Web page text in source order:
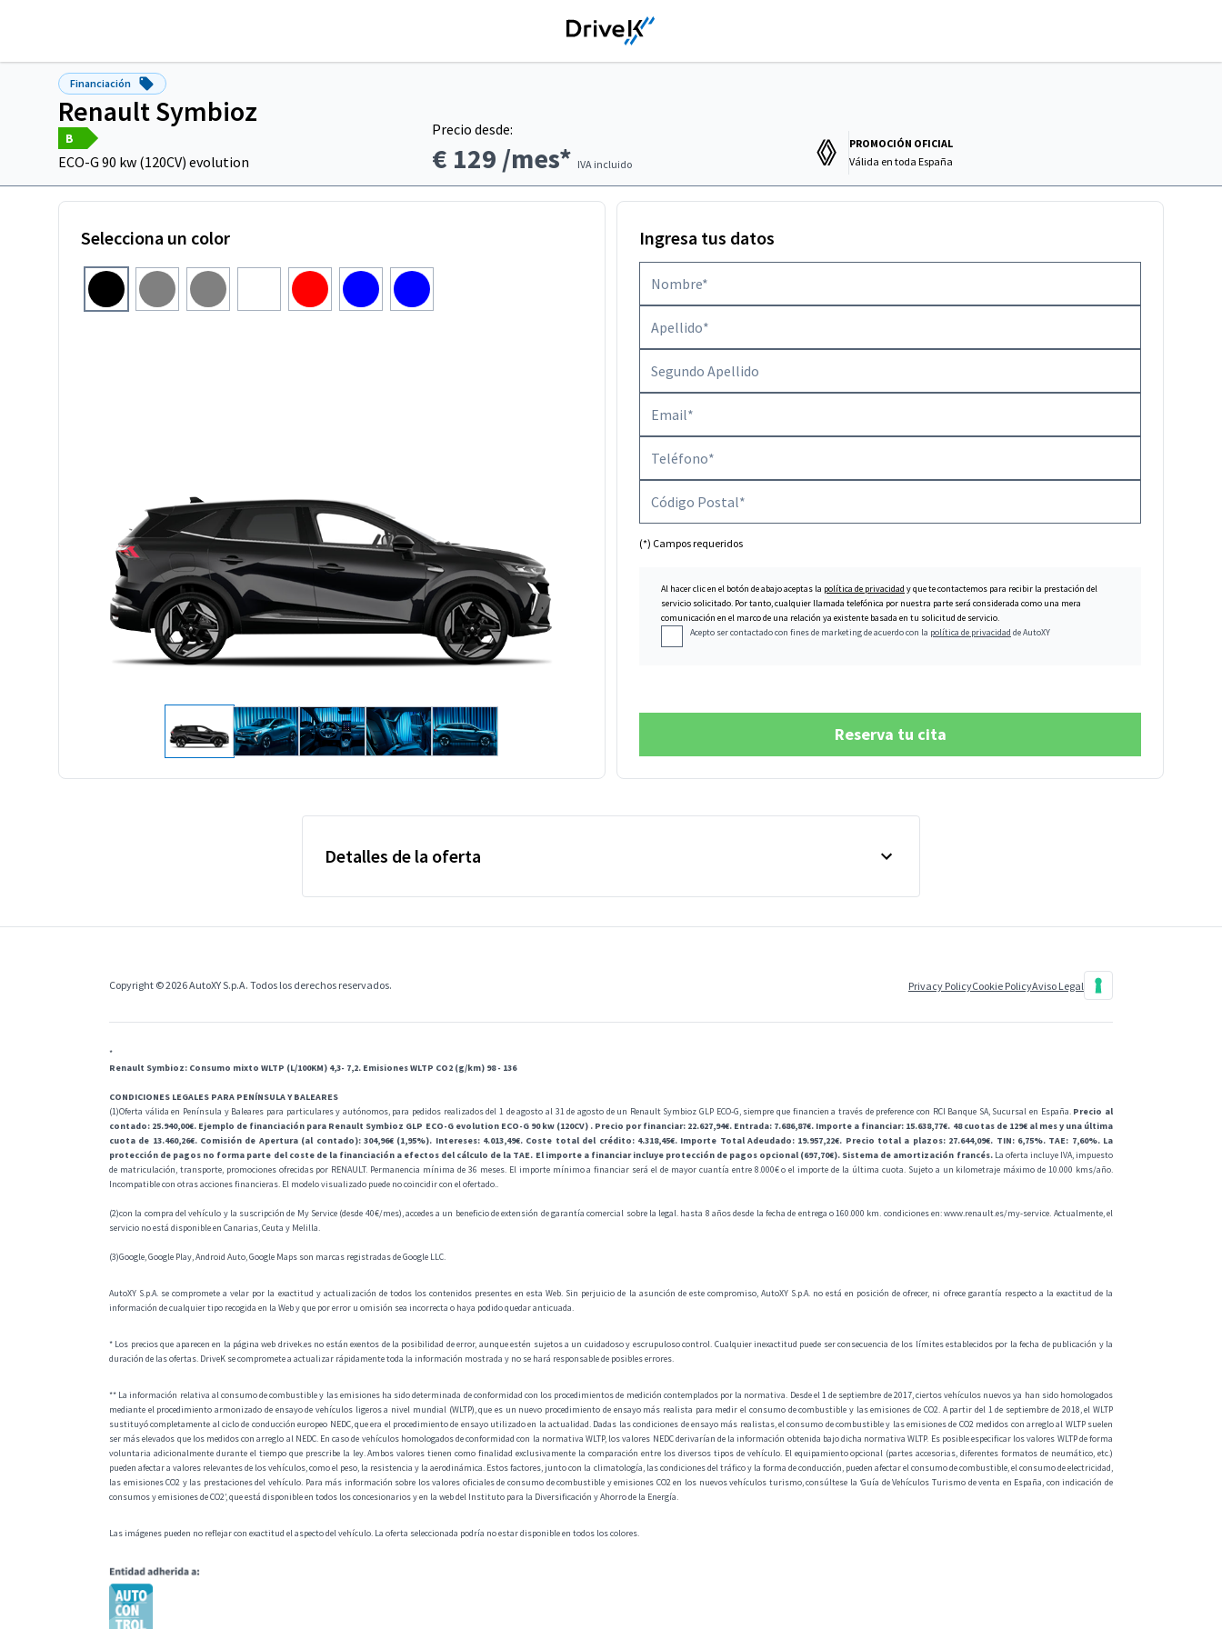
Financiación
Renault Symbioz
B
ECO-G 90 kw (120CV) evolution
Precio desde:
€ 129 /mes* IVA incluido
PROMOCIÓN OFICIAL
Válida entoda España
Selecciona un color Ingresa tus datos
(*) Campos requeridos
Al hacer clic en el botón de abajo aceptas la política de privacidad y que te contactemos para recibir la prestación del
servicio solicitado. Por tanto, cualquier llamada telefónica por nuestra parte será considerada como una mera
comunicación en el marco de una relación ya existente basada en tu solicitud de servicio.
Acepto ser contactado con fines de marketing de acuerdo con la política de privacidad de AutoXY
Reserva tu cita
Detalles de la oferta
Copyright © 2026 AutoXY S.p.A. Todos los derechos reservados. Privacy PolicyCookie PolicyAviso Legal
*
Renault Symbioz: Consumo mixto WLTP (L/100KM) 4,3- 7,2. Emisiones WLTP CO2 (g/km) 98 - 136
CONDICIONES LEGALES PARA PENÍNSULA Y BALEARES
(1)Oferta válida en Península y Baleares para particulares y autónomos, para pedidos realizados del 1 de agosto al 31 de agosto de un Renault Symbioz GLP ECO-G, siempre que financien a través de preference con RCI Banque SA, Sucursal en España. Precio al
contado: 25.940,00€. Ejemplo de financiación para Renault Symbioz GLP ECO-G evolution ECO-G 90 kw (120CV) . Precio por financiar: 22.627,94€. Entrada: 7.686,87€. Importe a financiar: 15.638,77€. 48 cuotas de 129€ al mes y una última
cuota de 13.460,26€. Comisión de Apertura (al contado): 304,96€ (1,95%). Intereses: 4.013,49€. Coste total del crédito: 4.318,45€. Importe Total Adeudado: 19.957,22€. Precio total a plazos: 27.644,09€. TIN: 6,75%. TAE: 7,60%. La
protección de pagos no forma parte del coste de la financiación a efectos del cálculo de la TAE. El importe a financiar incluye protección de pagos opcional (697,70€). Sistema de amortización francés.La oferta incluye IVA, impuesto
de matriculación, transporte, promociones ofrecidas por RENAULT. Permanencia mínima de 36 meses. El importe mínimo a financiar será el de mayor cuantía entre 8.000€ o el importe de la última cuota. Sujeto a un kilometraje máximo de 10.000 kms/año.
Incompatible con otras acciones financieras. El modelo visualizado puede no coincidir con el ofertado..
(2)con la compra del vehículo y la suscripción de My Service (desde 40€/mes), accedes a un beneficio de extensión de garantía comercial sobre la legal. hasta 8 años desde la fecha de entrega o 160.000 km. condiciones en:www.renault.es/my-service. Actualmente, el
servicio no está disponible en Canarias, Ceuta y Melilla.
(3)Google, Google Play, Android Auto, Google Maps son marcas registradas de Google LLC.
AutoXY S.p.A. se compromete a velar por la exactitud y actualización de todos los contenidos presentes en esta Web. Sin perjuicio de la asunción de este compromiso, AutoXY S.p.A. no está en posición de ofrecer, ni ofrece garantía respecto a la exactitud de la
información de cualquier tipo recogida en la Web y que por error u omisión sea incorrecta o haya podido quedar anticuada.
* Los precios que aparecen en la página web drivek.es no están exentos de la posibilidad de error, aunque estén sujetos a un cuidadoso y escrupuloso control. Cualquier inexactitud puede ser consecuencia de los límites establecidos por la fecha de publicación y la
duración de las ofertas. DriveK se compromete a actualizar rápidamente toda la información mostrada y no se hará responsable de posibles errores.
** La información relativa al consumo de combustible y las emisiones ha sido determinada de conformidad con los procedimientos de medición contemplados por la normativa. Desde el 1 de septiembre de 2017, ciertos vehículos nuevos ya han sido homologados
mediante el procedimiento armonizado de ensayo de vehículos ligeros a nivel mundial (WLTP), que es un nuevo procedimiento de ensayo más realista para medir el consumo de combustible y las emisiones de CO2. A partir del 1 de septiembre de 2018, el WLTP
sustituyó completamente al ciclo de conducción europeo NEDC, que era el procedimiento de ensayo utilizado en la actualidad. Dadas las condiciones de ensayo más realistas, el consumo de combustible y las emisiones de CO2 medidos con arreglo al WLTP suelen
ser más elevados que los medidos con arreglo al NEDC. En caso de vehículos homologados de conformidad con la normativa WLTP, los valores NEDC derivarían de la información obtenida bajo dicha normativa WLTP. Es posible especificar los valores WLTP de forma
voluntaria adicionalmente durante el tiempo que prescribe la ley. Ambos valores tienen como finalidad exclusivamente la comparación entre los diversos tipos de vehículo. El equipamiento opcional (partes accesorias, diferentes formatos de neumático, etc.)
pueden afectar a valores relevantes de los vehículos, como el peso, la resistencia y la aerodinámica. Estos factores, junto con la climatología, las condiciones del tráfico y la forma de conducción, pueden afectar el consumo de combustible, el consumo de electricidad,
las emisiones CO2 y las prestaciones del vehículo. Para más información sobre los valores oficiales de consumo de combustible y emisiones CO2 en los nuevos vehículos turismo, consúltese la ‘Guía de Vehículos Turismo de venta en España, con indicación de
consumos y emisiones de CO2’, que está disponible en todos los concesionarios y en la web del Instituto para la Diversificación y Ahorro de la Energía.
Las imágenes pueden no reflejar con exactitud el aspecto del vehículo. La oferta seleccionada podría no estar disponible en todos los colores.